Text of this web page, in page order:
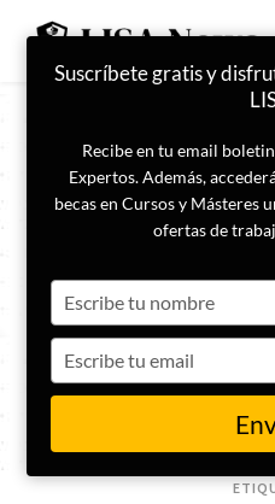
Suscríbete gratis y
Recibe en tu email
Expertos. Además,
becas en Cursos y Másteres
ofertas de
your
name
your
email